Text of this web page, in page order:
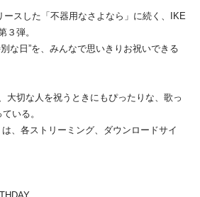
ースした「不器用なさよなら」に続く、IKE
３弾。
な日”を、みんなで思いきりお祝いできる
大切な人を祝うときにもぴったりな、歌っ
いる。
、各ストリーミング、ダウンロードサイ